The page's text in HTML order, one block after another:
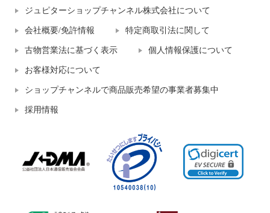
ジュピターショップチャンネル株式会社について
会社概要/免許情報 特定商取引法に関して
古物営業法に基づく表示 個人情報保護について
お客様対応について
ショップチャンネルで商品販売希望の事業者募集中
採用情報